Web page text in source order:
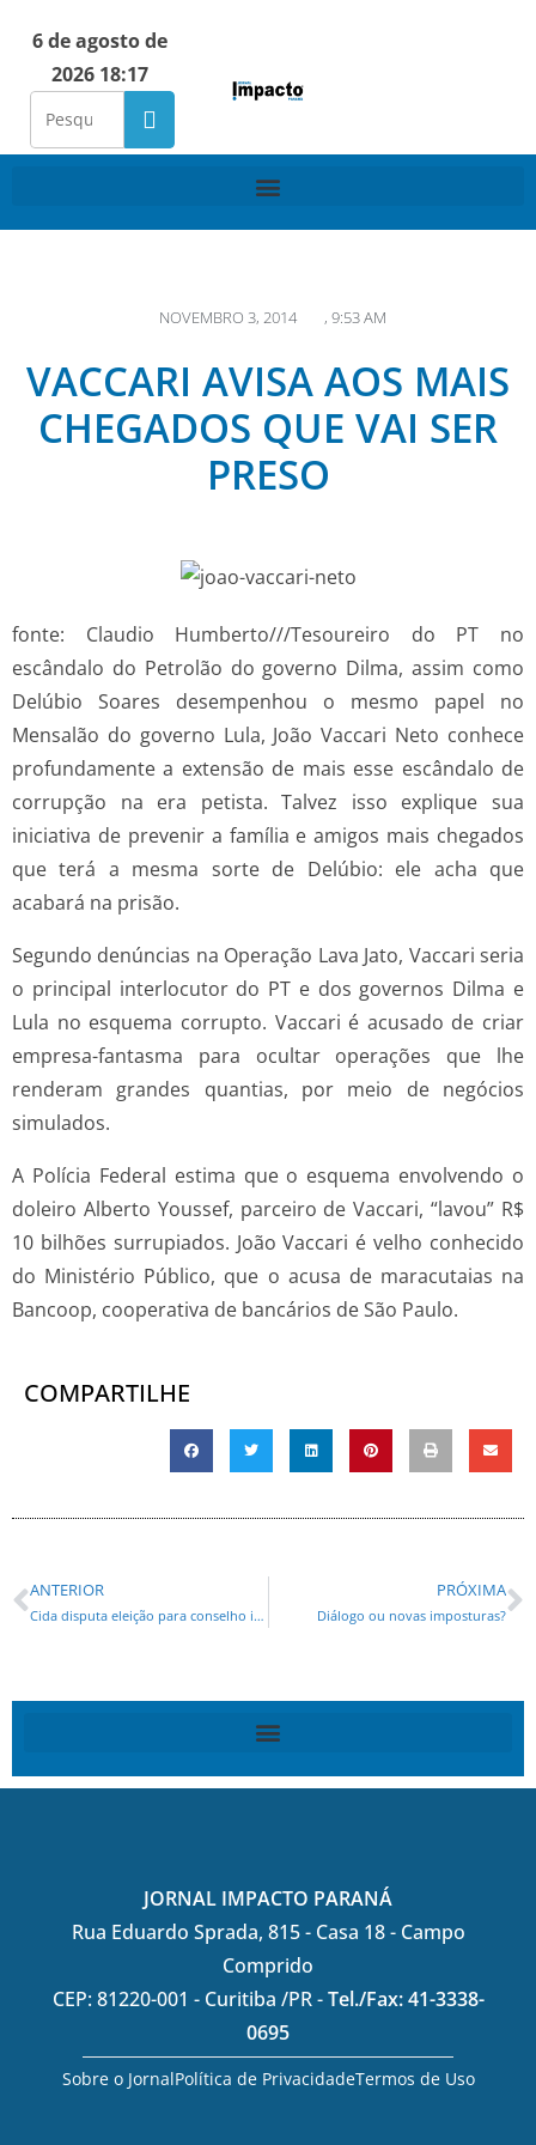
6 de agosto de
2026 18:17
NOVEMBRO 3, 2014 , 9:53 AM
VACCARI AVISA AOS MAIS
CHEGADOS QUE VAI SER
PRESO
fonte: Claudio Humberto///Tesoureiro do PT no
escândalo do Petrolão do governo Dilma, assim como
Delúbio Soares desempenhou o mesmo papel no
Mensalão do governo Lula, João Vaccari Neto conhece
profundamente a extensão de mais esse escândalo de
corrupção na era petista. Talvez isso explique sua
iniciativa de prevenir a família e amigos mais chegados
que terá a mesma sorte de Delúbio: ele acha que
acabará na prisão.
Segundo denúncias na Operação Lava Jato, Vaccari seria
o principal interlocutor do PT e dos governos Dilma e
Lula no esquema corrupto. Vaccari é acusado de criar
empresa-fantasma para ocultar operações que lhe
renderam grandes quantias, por meio de negócios
simulados.
A Polícia Federal estima que o esquema envolvendo o
doleiro Alberto Youssef, parceiro de Vaccari, “lavou” R$
10 bilhões surrupiados. João Vaccari é velho conhecido
do Ministério Público, que o acusa de maracutaias na
Bancoop, cooperativa de bancários de São Paulo.
COMPARTILHE
ANTERIOR
Cida disputa eleição para conselho italiano
PRÓXIMA
Diálogo ou novas imposturas?
JORNAL IMPACTO PARANÁ
Rua Eduardo Sprada, 815 - Casa 18 - Campo
Comprido
CEP: 81220-001 - Curitiba /PR -Tel./Fax: 41-3338-
0695
Sobre o JornalPolítica de PrivacidadeTermos de Uso